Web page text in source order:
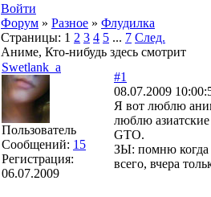
Войти
Форум » Разное » Флудилка
Страницы: 1 2 3 4 5 ... 7 След.
Аниме, Кто-нибудь здесь смотрит
Swetlank_a
Пользователь
Сообщений: 15
Регистрация:
06.07.2009
#1
08.07.2009
Я вот люблю
люблю
GTO.
ЗЫ: помню когда
всего, вчера